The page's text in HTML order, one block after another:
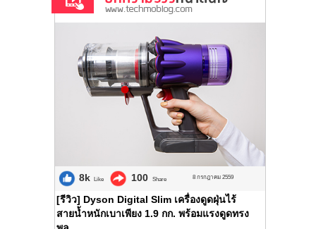
8k Like 100 Share 8 กรกฎาคม 2559
[รีวิว] Dyson Digital Slim เครื่องดูดฝุ่นไร้
สายน้ำหนักเบาเพียง 1.9 กก. พร้อมแรงดูดทรง